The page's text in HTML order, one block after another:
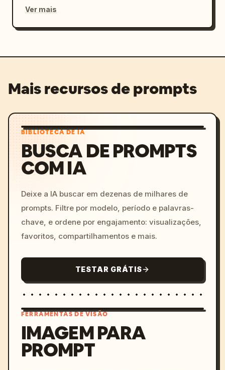
Ver mais
Mais recursos de prompts
BIBLIOTECA DE IA
BUSCA DE PROMPTS
COM IA
Deixe a IA buscar em dezenas de milhares de
prompts. Filtre por modelo, período e palavras-
chave, e ordene por engajamento: visualizações,
favoritos, compartilhamentos e mais.
TESTAR GRÁTIS
FERRAMENTAS DE VISÃO
IMAGEM PARA
PROMPT